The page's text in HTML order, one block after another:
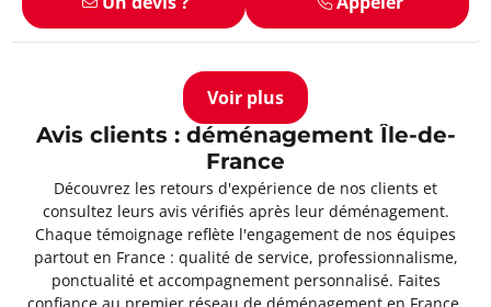
Voir plus
Avis clients : déménagement Île-de-
France
Découvrez les retours d'expérience de nos clients et
consultez leurs avis vérifiés après leur déménagement.
Chaque témoignage reflète l'engagement de nos équipes
partout en France : qualité de service, professionnalisme,
ponctualité et accompagnement personnalisé. Faites
confiance au premier réseau de déménagement en France,